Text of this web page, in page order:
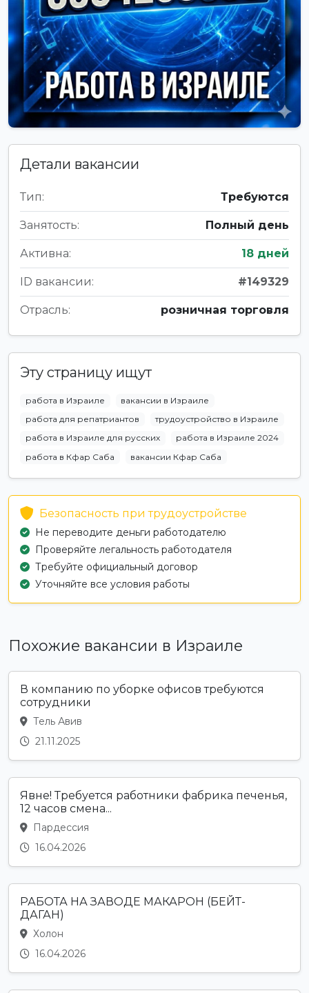
Детали вакансии
Тип: Требуются
Занятость: Полный день
Активна: 18 дней
ID вакансии: #149329
Отрасль: розничная торговля
Эту страницу ищут
работа в Израиле
вакансии в Израиле
работа для репатриантов
трудоустройство в Израиле
работа в Израиле для русских
работа в Израиле 2024
работа в Кфар Саба
вакансии Кфар Саба
Безопасность при трудоустройстве
Не переводите деньги работодателю
Проверяйте легальность работодателя
Требуйте официальный договор
Уточняйте все условия работы
Похожие вакансии в Израиле
В компанию по уборке офисов требуются
сотрудники
Тель Авив
21.11.2025
Явне! Требуется работники фабрика печенья,
12 часов смена...
Пардессия
16.04.2026
РАБОТА НА ЗАВОДЕ МАКАРОН (БЕЙТ-
ДАГАН)
Холон
16.04.2026